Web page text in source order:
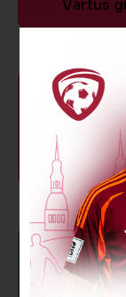
Vārtus
85’
Vārtus